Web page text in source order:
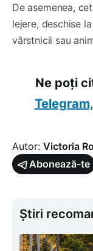
De asemenea,
lejere, deschise
vârstnicii sau
Ne poți
Telegram,
Autor: Victoria
Abonează-te
Știri